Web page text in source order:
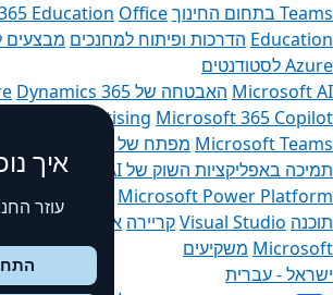
Teams בתחום החינוך
Education Office
Education הדרכות ופיתוח למחנכים מבצעים
Azure לסטודנטים
Microsoft AI האבטחה של MicrosoftDynamics 365
Advertising Microsoft 365 Copilot
Microsoft Teams מפתח של Microsoft
תמיכה באפליקציות השוק של AI
קהילת Microsoft Tech
Microsoft Power Platform
תוכנה Visual Studioקריירה אודות Microsoft
Microsoft משקיעים
ישראל - עברית‎
איך
עוזר